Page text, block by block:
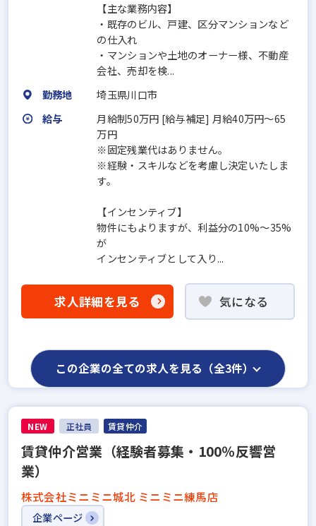
【主な業務内容】
・既存のビル、戸建、区分マンションなど
の仕入れ
・マンションや土地のオーナー様、不動産
会社、売却を検...
勤務地
埼玉県川口市
給与
月給制50万円 [給与補足] 月給40万円～65
万円
※固定残業代はありません。
※経験・スキルなどを考慮し決定いたしま
す。
【インセンティブ】
物件にもよりますが、利益分の10%〜35%
が
インセンティブとして入り...
求人詳細を見る 気になる
この企業の全ての求人を見る（全3件）
NEW 正社員 賃貸仲介
賃貸仲介営業（経験者募集・100％反響営
業）
株式会社ミニミニ城北 ミニミニ練馬店
企業ページ